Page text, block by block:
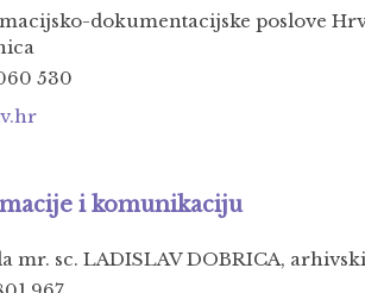
dokumentacijske poslove
530
i komunikaciju
mr. sc. LADISLAV DOBRICA,